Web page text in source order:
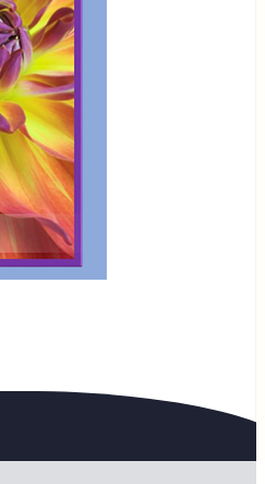
lezen en downloaden.